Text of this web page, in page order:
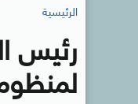
الرئيسية
رئيس